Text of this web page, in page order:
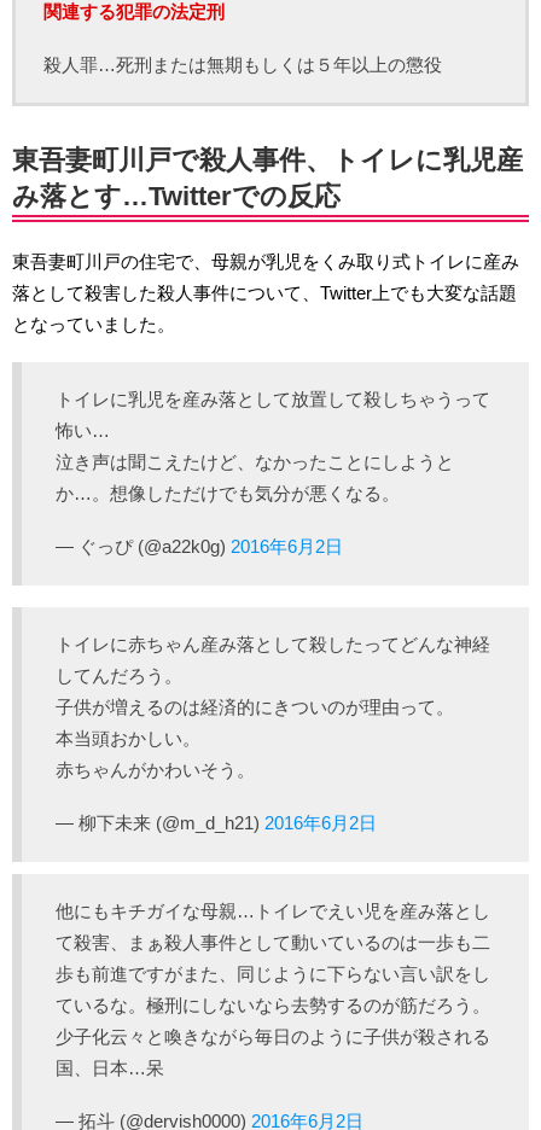
関連する犯罪の法定刑
殺人罪…死刑または無期もしくは５年以上の懲役
東吾妻町川戸で殺人事件、トイレに乳児産
み落とす…Twitterでの反応
東吾妻町川戸の住宅で、母親が乳児をくみ取り式トイレに産み
落として殺害した殺人事件について、Twitter上でも大変な話題
となっていました。
トイレに乳児を産み落として放置して殺しちゃうって
怖い…
泣き声は聞こえたけど、なかったことにしようと
か…。想像しただけでも気分が悪くなる。
— ぐっぴ (@a22k0g) 2016年6月2日
トイレに赤ちゃん産み落として殺したってどんな神経
してんだろう。
子供が増えるのは経済的にきついのが理由って。
本当頭おかしい。
赤ちゃんがかわいそう。
— 柳下未来 (@m_d_h21) 2016年6月2日
他にもキチガイな母親…トイレでえい児を産み落とし
て殺害、まぁ殺人事件として動いているのは一歩も二
歩も前進ですがまた、同じように下らない言い訳をし
ているな。極刑にしないなら去勢するのが筋だろう。
少子化云々と喚きながら毎日のように子供が殺される
国、日本…呆
— 拓斗 (@dervish0000) 2016年6月2日